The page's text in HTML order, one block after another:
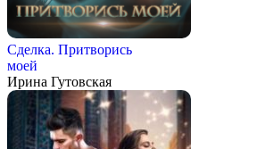
Сделка. Притворись
моей
Ирина Гутовская